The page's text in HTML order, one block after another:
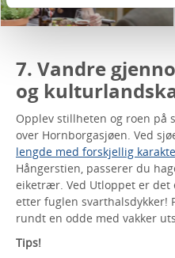
7. Vandre
og
Opplev stillheten og roen på
over Hornborgasjøen. Ved
lengde med forskjellig
Hångerstien, passerer du
eiketrær. Ved Utloppet er
etter fuglen svarthalsdykker!
rundt en odde med vakker
Tips!